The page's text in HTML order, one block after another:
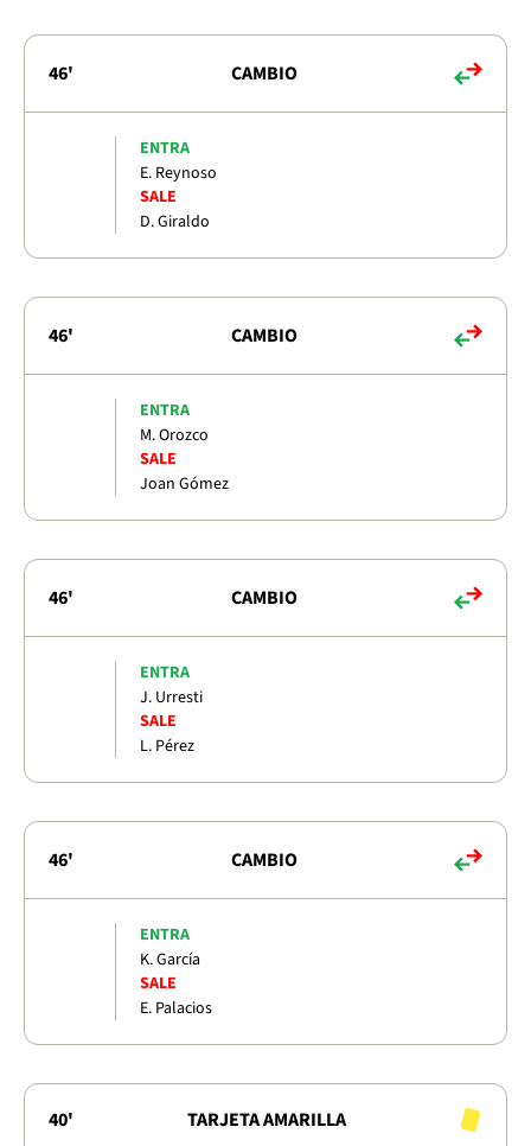
46' CAMBIO
ENTRA
E. Reynoso
SALE
D. Giraldo
46' CAMBIO
ENTRA
M. Orozco
SALE
Joan Gómez
46' CAMBIO
ENTRA
J. Urresti
SALE
L. Pérez
46' CAMBIO
ENTRA
K. García
SALE
E. Palacios
40' TARJETA AMARILLA